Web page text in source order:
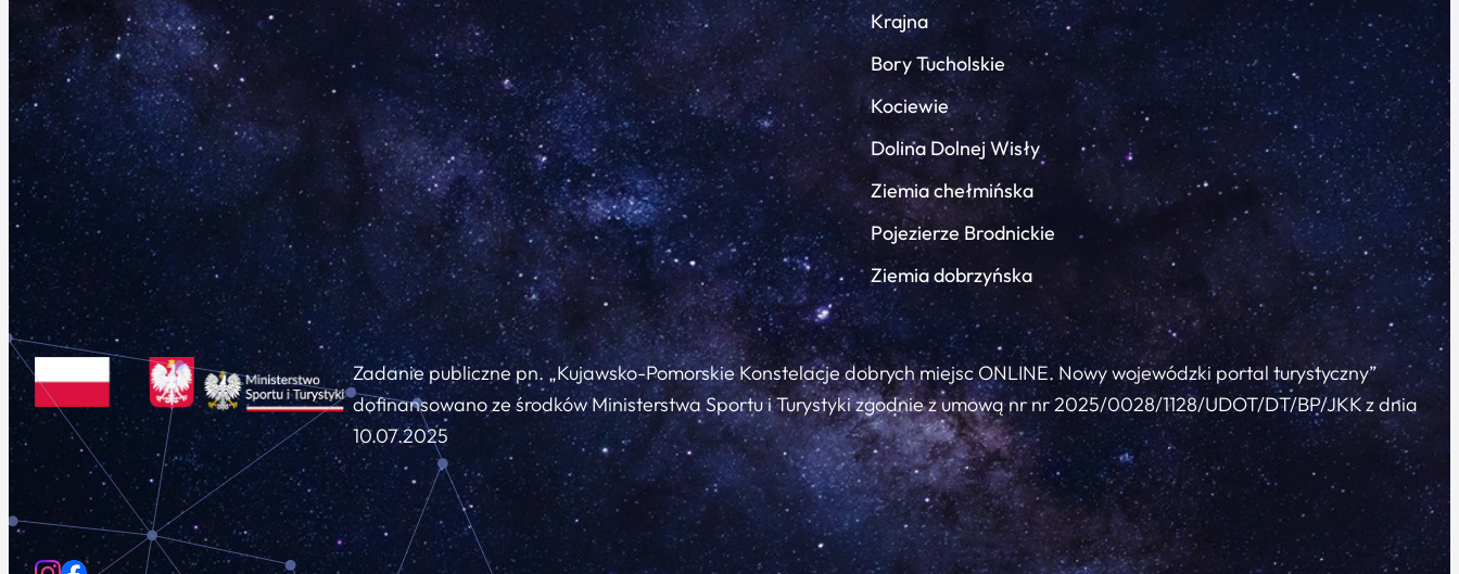
Krajna
Bory Tucholskie
Kociewie
Dolina Dolnej Wisły
Ziemia chełmińska
Pojezierze Brodnickie
Ziemia dobrzyńska
Zadanie publiczne pn. „Kujawsko-Pomorskie Konstelacje dobrych miejsc ONLINE. Nowy wojewódzki portal turystyczny”
dofinansowano ze środków Ministerstwa Sportu i Turystyki zgodnie z umową nr nr 2025/0028/1128/UDOT/DT/BP/JKK z dnia
10.07.2025